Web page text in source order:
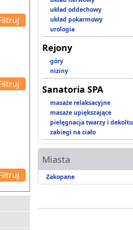
układ oddechowy
układ pokarmowy
urologia
Rejony
góry
niziny
Sanatoria SPA
masaże relaksacyjne
masaże upiększające
pielęgnacja twarzy i dekoltu
zabiegi na ciało
Miasta
Zakopane